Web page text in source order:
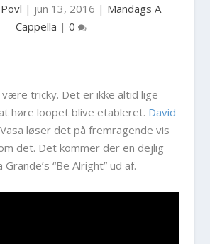
Povl | jun 13, 2016 | Mandags A
Cappella | 0
være tricky. Det er ikke altid lige
høre loopet blive etableret. David
løser det på fremragende vis
det. Det kommer der en dejlig
“Be Alright” ud af.